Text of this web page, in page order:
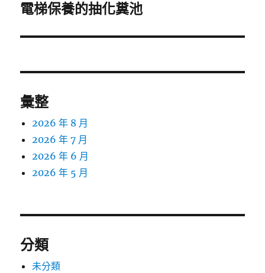
一
文
電梯保養的抽化糞池
彙整
2026 年 8 月
2026 年 7 月
2026 年 6 月
2026 年 5 月
分類
未分類